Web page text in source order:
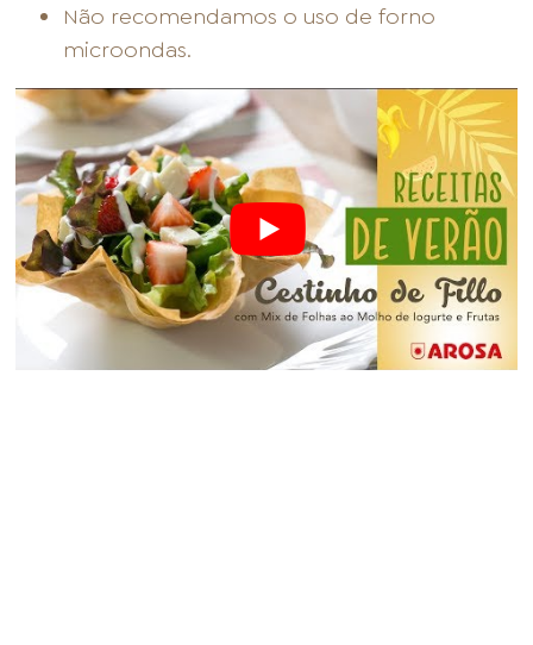
Não recomendamos o uso de forno
microondas.